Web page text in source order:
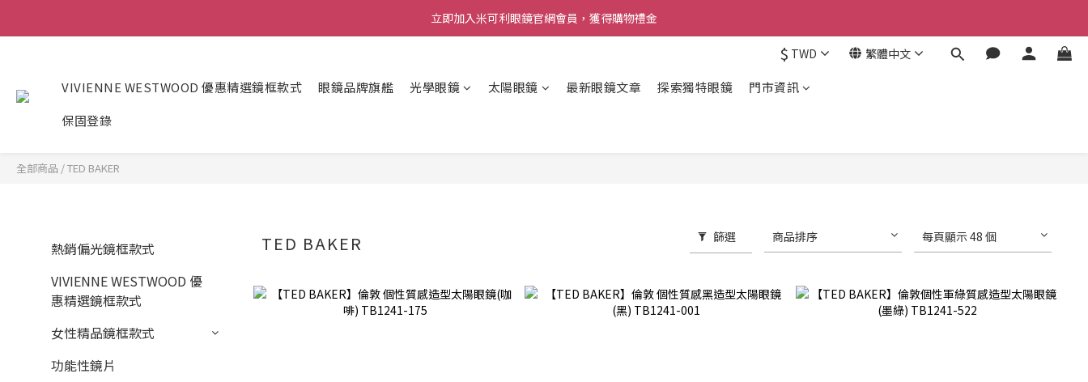
立即加入米可利眼鏡官網會員，獲得購物禮金
$ TWD 繁體中文
VIVIENNE WESTWOOD 優惠精選鏡框款式 眼鏡品牌旗艦 光學眼鏡 太陽眼鏡 最新眼鏡文章 探索獨特眼鏡
門市資訊
保固登錄
全部商品 /TED BAKER
熱銷偏光鏡框款式
VIVIENNE WESTWOOD 優
惠精選鏡框款式
女性精品鏡框款式
功能性鏡片
TED BAKER 篩選 商品排序 每頁顯示 48 個